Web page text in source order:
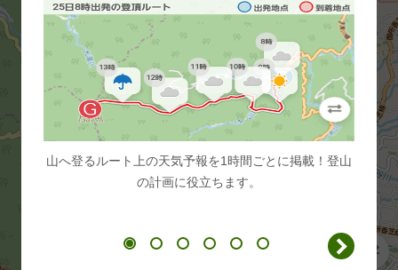
山へ登るルート上の天気予報を1時間ごとに掲載！登山
の計画に役立ちます。
スタ